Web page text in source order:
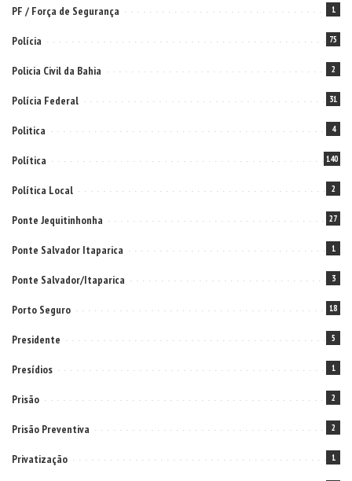
PF / Força de Segurança 1
Polícia 75
Policia Civil da Bahia 2
Polícia Federal 31
Politica 4
Política 140
Política Local 2
Ponte Jequitinhonha 27
Ponte Salvador Itaparica 1
Ponte Salvador/Itaparica 3
Porto Seguro 18
Presidente 5
Presídios 1
Prisão 2
Prisão Preventiva 2
Privatização 1